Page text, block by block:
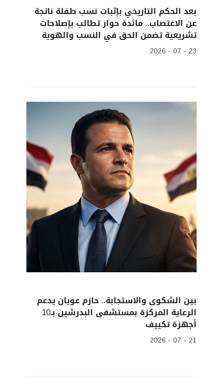
بعد الحكم التاريخي بإثبات نسب طفلة ناتجة
عن الاغتصاب.. مائدة حوار تطالب بإصلاحات
تشريعية تضمن الحق في النسب والهوية
23 - 07 - 2026
بين الشكوى والاستجابة.. حازم عويان يدعم
الرعاية المركزة بمستشفى البدرشين بـ10
أجهزة تكييف
21 - 07 - 2026